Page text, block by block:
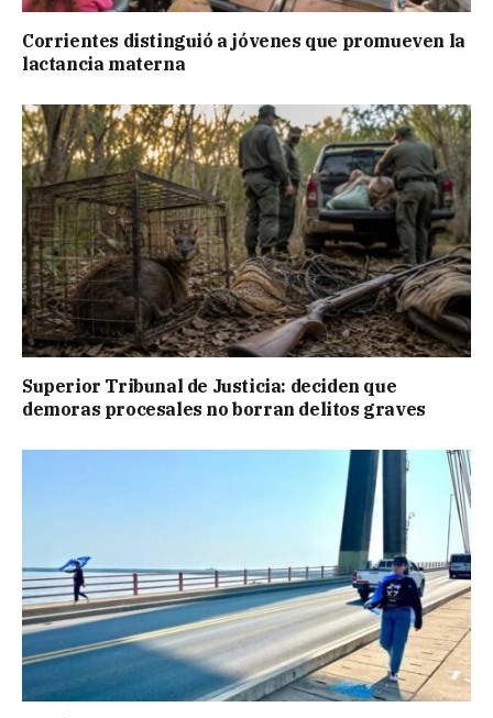
Corrientes distinguió a jóvenes que promueven la
lactancia materna
Superior Tribunal de Justicia: deciden que
demoras procesales no borran delitos graves